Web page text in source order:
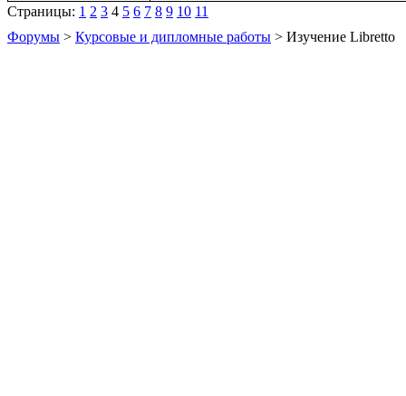
Страницы: 1 2 3 4 5 6 7 8 9 10 11
Форумы > Курсовые и дипломные работы > Изучение Libretto